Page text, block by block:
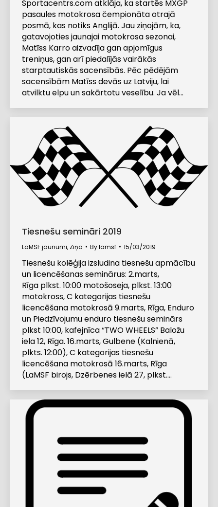
Sportacentrs.com atklāja, ka startēs MXGP
pasaules motokrosa čempionāta otrajā
posmā, kas notiks Anglijā. Jau ziņojām, ka,
gatavojoties jaunajai motokrosa sezonai,
Matīss Karro aizvadīja gan apjomīgus
treniņus, gan arī piedalījās vairākās
starptautiskās sacensībās. Pēc pēdējām
sacensībām Matīss devās uz Latviju, lai
atvilktu elpu un sakārtotu veselību. Ja vēl…
Tiesnešu semināri 2019
LaMSF jaunumi, Ziņa Bylamsf 15/03/2019
Tiesnešu kolēģija izsludina tiesnešu apmācību
un licencēšanas seminārus: 2.marts,
Rīga plkst. 10:00 motošoseja, plkst. 13:00
motokross, C kategorijas tiesnešu
licencēšana motokrosā 9.marts, Rīga, Enduro
un Piedzīvojumu enduro tiesnešu seminārs
plkst 10:00, kafejnīca “TWO WHEELS” Baložu
iela 12, Rīga. 16.marts, Gulbene (Kalnienā,
plkts. 12:00), C kategorijas tiesnešu
licencēšana motokrosā 16.marts, Rīga
(LaMSF birojs, Dzērbenes ielā 27, plkst.…